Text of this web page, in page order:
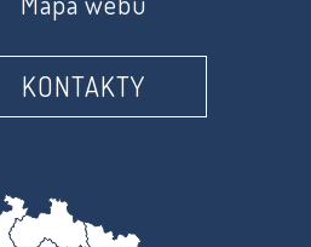
KONTAKTY